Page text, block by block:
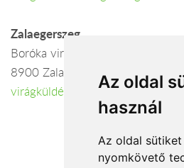
Az oldal
használ
Az oldal sütiket
nyomkövető
Zalaegerszeg
Boróka virág
8900 Zalaegerszeg, Kossuth L.
virágküldés Zalaegerszeg
Elfogadott